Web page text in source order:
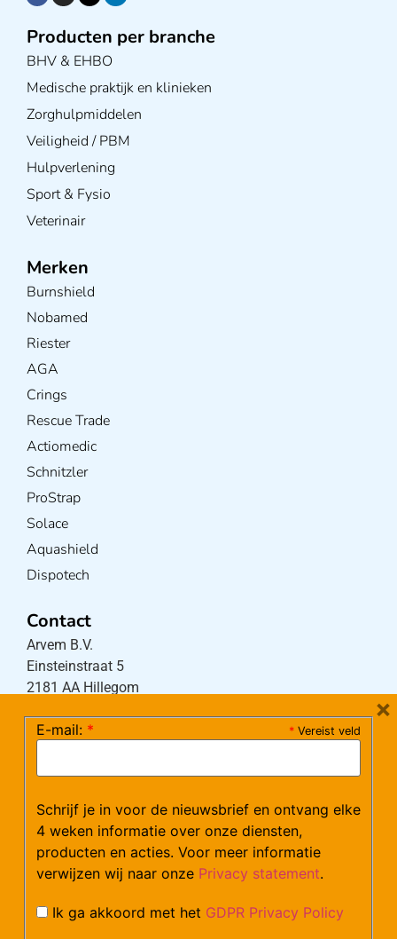
Producten per branche
BHV & EHBO
Medische praktijk en klinieken
Zorghulpmiddelen
Veiligheid / PBM
Hulpverlening
Sport & Fysio
Veterinair
Merken
Burnshield
Nobamed
Riester
AGA
Crings
Rescue Trade
Actiomedic
Schnitzler
ProStrap
Solace
Aquashield
Dispotech
Contact
Arvem B.V.
Einsteinstraat 5
2181 AA Hillegom
(maandag – donderdag 08:30-17:15 uur / vrijdag
Mail:klantenservice@arvem.nl
Werken bij Arvem?
* Vereist veld
E-mail: *
Schrijf je in voor de nieuwsbrief en ontvang elke
4 weken informatie over onze diensten,
producten en acties. Voor meer informatie
verwijzen wij naar onze Privacy statement.
Ik ga akkoord met het GDPR Privacy Policy
×